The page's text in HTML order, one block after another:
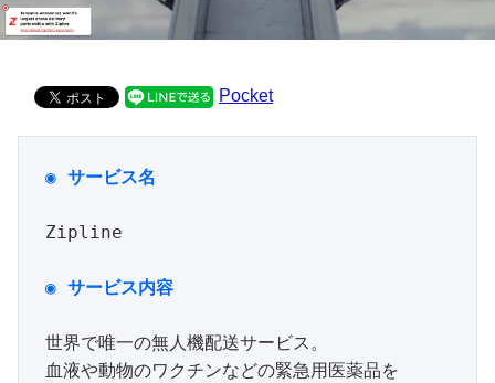
Pocket
◉ サービス名
Zipline
世界で唯一の無人機配送サービス。
血液や動物のワクチンなどの緊急用医薬品を